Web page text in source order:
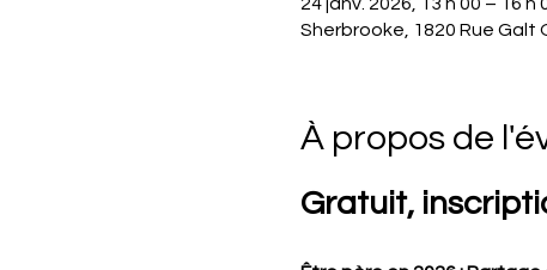
Sherbrooke, 1820 Rue Galt
À propos de
Gratuit,